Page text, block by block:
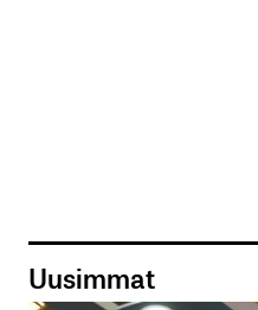
Uusimmat